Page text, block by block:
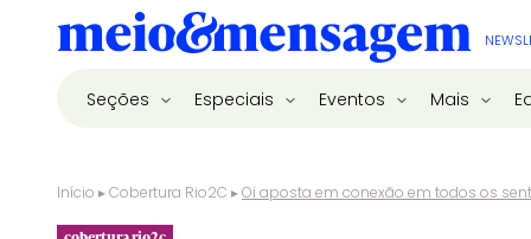
Seções Especiais Eventos Mais
Início ▸Cobertura Rio2C ▸Oi aposta em conexão em todos os